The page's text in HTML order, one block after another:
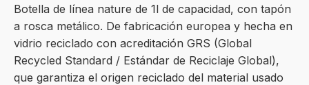
Botella de línea nature de 1l de capacidad, con tapón
a rosca metálico. De fabricación europea y hecha en
vidrio reciclado con acreditación GRS (Global
Recycled Standard / Estándar de Reciclaje Global),
que garantiza el origen reciclado del material usado